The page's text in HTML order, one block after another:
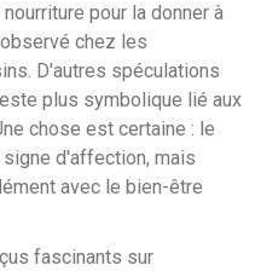
pour la donner à
chez les
D'autres spéculations
plus symbolique lié aux
chose est certaine : le
d'affection, mais
avec le bien-être
fascinants sur